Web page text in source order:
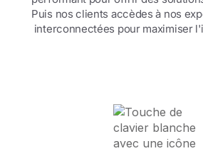
Puis nos clients accèdes à nos
interconnectées pour maximiser